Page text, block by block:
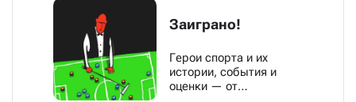
Заиграно!
Герои спорта и их
истории, события и
оценки — от